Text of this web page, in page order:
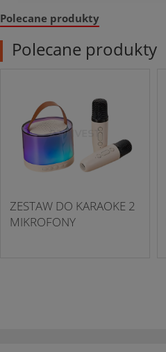
Polecane produkty
Polecane produkty
ZESTAW DO KARAOKE 2
MIKROFONY